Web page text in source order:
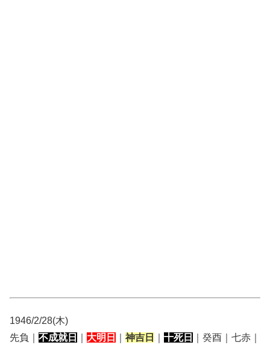
1946/2/28(木)
先負｜ 不成就日 大明日 神吉日 十死日
｜癸酉｜七赤｜